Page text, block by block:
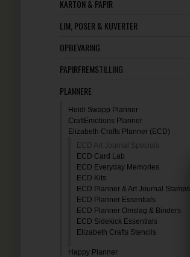
KARTON & PAPIR
LIM, POSER & KUVERTER
OPBEVARING
PAPIRFREMSTILLING
PLANNERE
Heidi Swapp Planner
CraftEmotions Planner
Elizabeth Crafts Planner (ECD)
ECD Art Journal Specials
ECD Card Lab
ECD Everyday Memories
ECD Kits
ECD Planner & Art Journal Stamps
ECD Planner Essentials
ECD Planner Omslag & Binders
ECD Sidekick Essentials
Elizabeth Crafts Stencils
Happy Planner